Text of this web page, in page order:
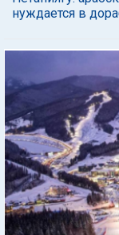
нуждается в